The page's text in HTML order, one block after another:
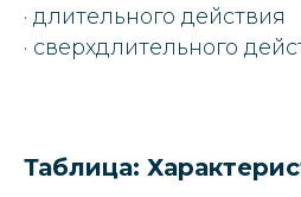
· длительного действия
· сверхдлительного
Таблица: